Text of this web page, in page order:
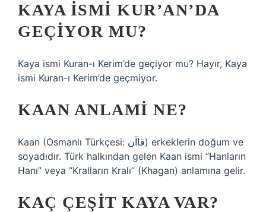
KAYA ISMI KUR’AN’DA
GEÇIYOR MU?
Kaya ismi Kuran-ı Kerim’de geçiyor mu? Hayır, Kaya
ismi Kuran-ı Kerim’de geçmiyor.
KAAN ANLAMI NE?
Kaan (Osmanlı Türkçesi: قاآن) erkeklerin doğum ve
soyadıdır. Türk halkından gelen Kaan ismi “Hanların
Hanı” veya “Kralların Kralı” (Khagan) anlamına gelir.
KAÇ ÇEŞIT KAYA VAR?